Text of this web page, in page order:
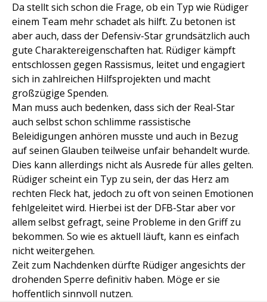
Da stellt sich schon die Frage, ob ein Typ wie Rüdiger
einem Team mehr schadet als hilft. Zu betonen ist
aber auch, dass der Defensiv-Star grundsätzlich auch
gute Charaktereigenschaften hat. Rüdiger kämpft
entschlossen gegen Rassismus, leitet und engagiert
sich in zahlreichen Hilfsprojekten und macht
großzügige Spenden.
Man muss auch bedenken, dass sich der Real-Star
auch selbst schon schlimme rassistische
Beleidigungen anhören musste und auch in Bezug
auf seinen Glauben teilweise unfair behandelt wurde.
Dies kann allerdings nicht als Ausrede für alles gelten.
Rüdiger scheint ein Typ zu sein, der das Herz am
rechten Fleck hat, jedoch zu oft von seinen Emotionen
fehlgeleitet wird. Hierbei ist der DFB-Star aber vor
allem selbst gefragt, seine Probleme in den Griff zu
bekommen. So wie es aktuell läuft, kann es einfach
nicht weitergehen.
Zeit zum Nachdenken dürfte Rüdiger angesichts der
drohenden Sperre definitiv haben. Möge er sie
hoffentlich sinnvoll nutzen.